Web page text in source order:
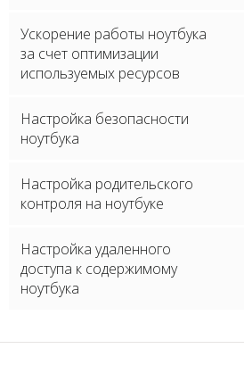
Ускорение работы ноутбука
за счет оптимизации
используемых ресурсов
Настройка безопасности
ноутбука
Настройка родительского
контроля на ноутбуке
Настройка удаленного
доступа к содержимому
ноутбука